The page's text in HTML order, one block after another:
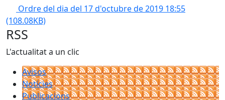
Ordre del dia del 17 d'octubre de 2019 18:55
(108.08KB)
RSS
L'actualitat a un clic
Avisos
Notícies
Publicacions